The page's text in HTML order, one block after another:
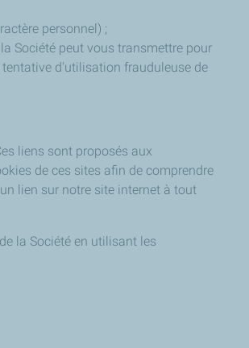
personnel) ;
Société peut vous transmettre pour
d'utilisation frauduleuse de
liens sont proposés aux
de ces sites afin de comprendre
lien sur notre site internet à tout
la Société en utilisant les